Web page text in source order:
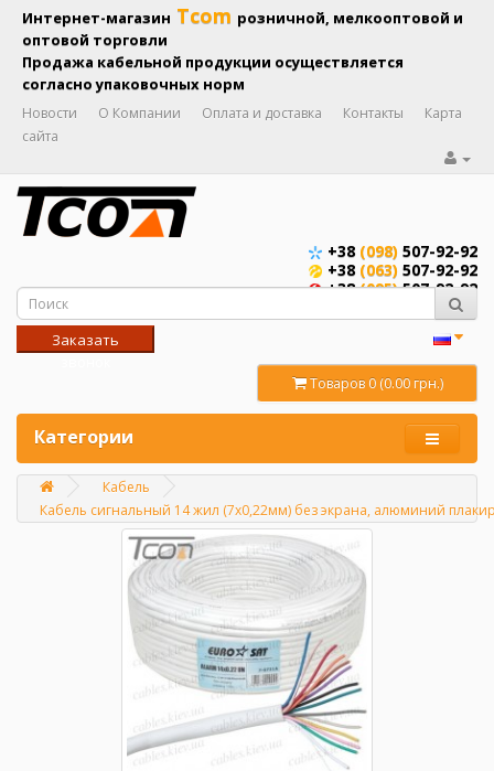
Интернет-магазин Tcom розничной, мелкооптовой и
оптовой торговли
Продажа кабельной продукции осуществляется
согласно упаковочных норм
Новости О Компании Оплата и доставка Контакты
Карта
сайта
+38 (098) 507-92-92
+38 (063) 507-92-92
+38(095)507-92-92
Заказать
Товаров 0 (0.00 грн.)
Категории
Главная
Кабель
Кабель сигнальный 14 жил (7x0,22мм) без экрана, алюминий